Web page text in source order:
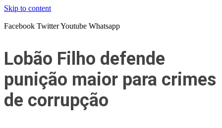
Skip to content
Facebook TwitterYoutube Whatsapp
Lobão Filho defende
punição maior para crimes
de corrupção